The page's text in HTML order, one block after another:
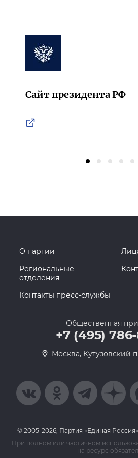
Сайт президента РФ
О партии
Региональные
отделения
Контакты пресс-службы
Общественная
+7 (495)
Москва, Кутузовский
© 2005-2026, Партия «Единая
При полном или частичном
на ресурс